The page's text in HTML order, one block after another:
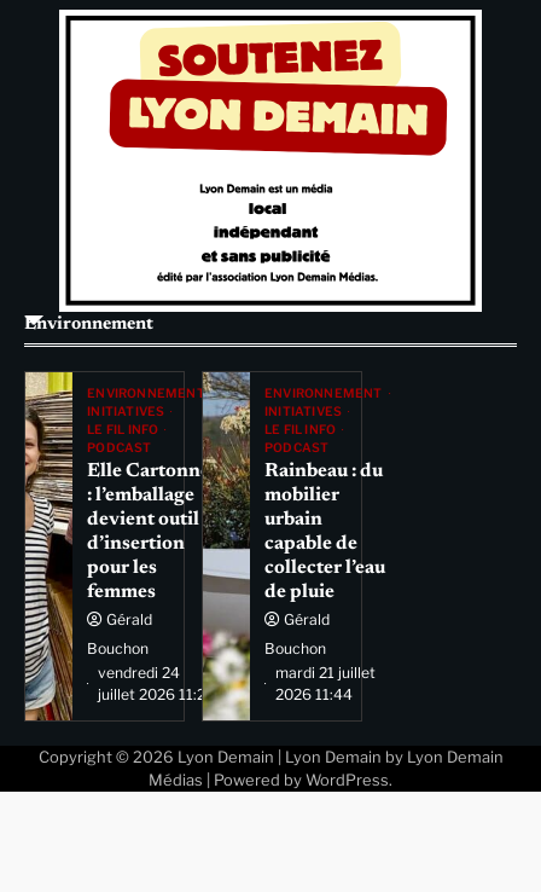
Environnement
ENVIRONNEMENT
INITIATIVES
LE FIL INFO
PODCAST
Elle Cartonne
: l’emballage
devient outil
d’insertion
pour les
femmes
Gérald
Bouchon
vendredi 24
juillet 2026 11:29
ENVIRONNEMENT
INITIATIVES
LE FIL INFO
PODCAST
Rainbeau : du
mobilier
urbain
capable de
collecter l’eau
de pluie
Gérald
Bouchon
mardi 21 juillet
2026 11:44
Copyright © 2026 Lyon Demain | Lyon Demain by Lyon Demain
Médias | Powered by WordPress.